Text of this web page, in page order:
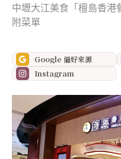
中壢大江美食「檀島香港
附菜單
Google 偏好來源
Instagram